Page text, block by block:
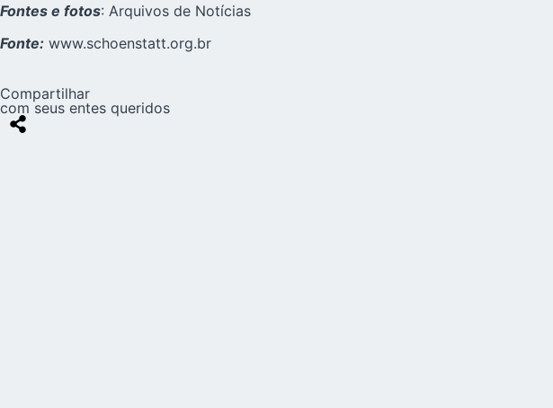
Fontes e fotos: Arquivos de Notícias
Fonte: www.schoenstatt.org.br
Compartilhar
com seus entes queridos